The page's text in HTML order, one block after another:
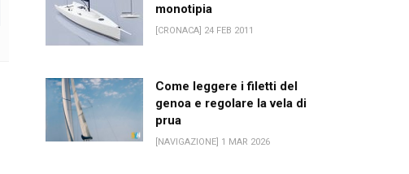
monotipia
[CRONACA] 24 FEB 2011
Come leggere i filetti del
genoa e regolare la vela di
prua
[NAVIGAZIONE] 1 MAR 2026